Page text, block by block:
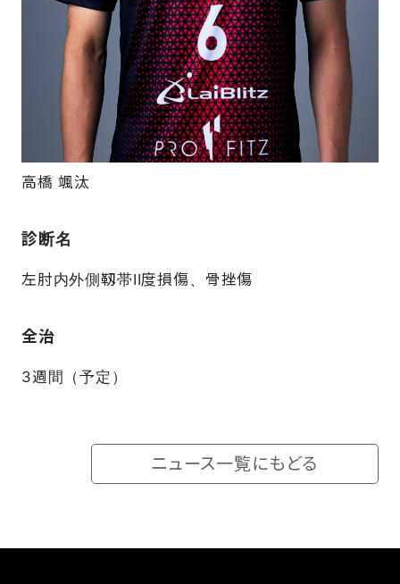
スクール体験・入会希望
FAQ
高橋 颯汰
診断名
左肘内外側靱帯II度損傷、骨挫傷
全治
3週間（予定）
ニュース一覧にもどる